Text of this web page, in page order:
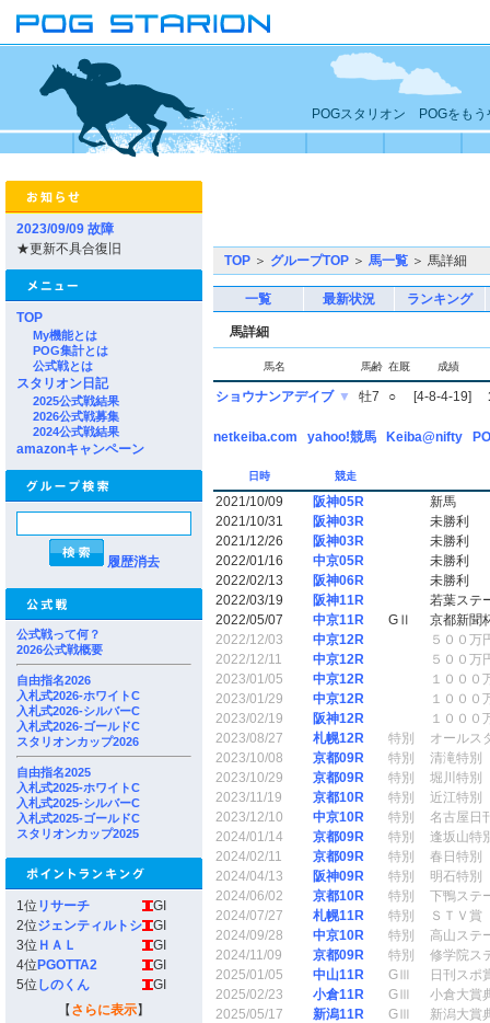
POGスタリオン POGをもう
2023/09/09 故障
★更新不具合復旧
TOP
My機能とは
POG集計とは
公式戦とは
スタリオン日記
2025公式戦結果
2026公式戦募集
2024公式戦結果
amazonキャンペーン
履歴消去
公式戦って何？
2026公式戦概要
自由指名2026
入札式2026-ホワイトC
入札式2026-シルバーC
入札式2026-ゴールドC
スタリオンカップ2026
自由指名2025
入札式2025-ホワイトC
入札式2025-シルバーC
入札式2025-ゴールドC
スタリオンカップ2025
1位 リサーチ
GI
2位ジェンティルトシ
GI
3位 ＨＡＬ
GI
4位 PGOTTA2
GI
5位 しのくん
GI
【 さらに表示】
TOP ＞ グループTOP ＞ 馬一覧 ＞ 馬詳細
一覧 最新状況 ランキング
馬詳細
馬名 馬齢 在厩 成績
ショウナンアデイブ ▼ 牡7 ○ [4-8-4-19]
netkeiba.com yahoo!競馬 Keiba@nifty
日時 競走
2021/10/09 阪神05R
新馬
2021/10/31
阪神03R
未勝利
2021/12/26
阪神03R
未勝利
2022/01/16
中京05R
未勝利
2022/02/13
阪神06R
未勝利
2022/03/19
阪神11R
若葉ステ
2022/05/07
中京11R GⅡ
京都新聞
2022/12/03
中京12R
５００万
2022/12/11
中京12R
５００万
2023/01/05
中京12R
１０００
2023/01/29
中京12R
１０００
2023/02/19
阪神12R
１０００
2023/08/27
札幌12R 特別
オールス
2023/10/08
京都09R 特別
清滝特別
2023/10/29
京都09R 特別
堀川特別
2023/11/19
京都10R 特別
近江特別
2023/12/10
中京10R 特別
名古屋日
2024/01/14
京都09R 特別
逢坂山特
2024/02/11
京都09R 特別
春日特別
2024/04/13
阪神09R 特別
明石特別
2024/06/02
京都10R 特別
下鴨ステ
2024/07/27
札幌11R 特別
ＳＴＶ賞
2024/09/28
中京10R 特別
高山ステ
2024/11/09
京都09R 特別
修学院ス
2025/01/05
中山11R GⅢ
日刊スポ
2025/02/23
小倉11R GⅢ
小倉大賞
2025/05/17
新潟11R GⅢ
新潟大賞